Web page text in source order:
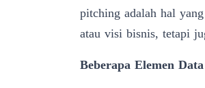
pitching adalah hal
atau visi bisnis, tetapi
Beberapa Elemen